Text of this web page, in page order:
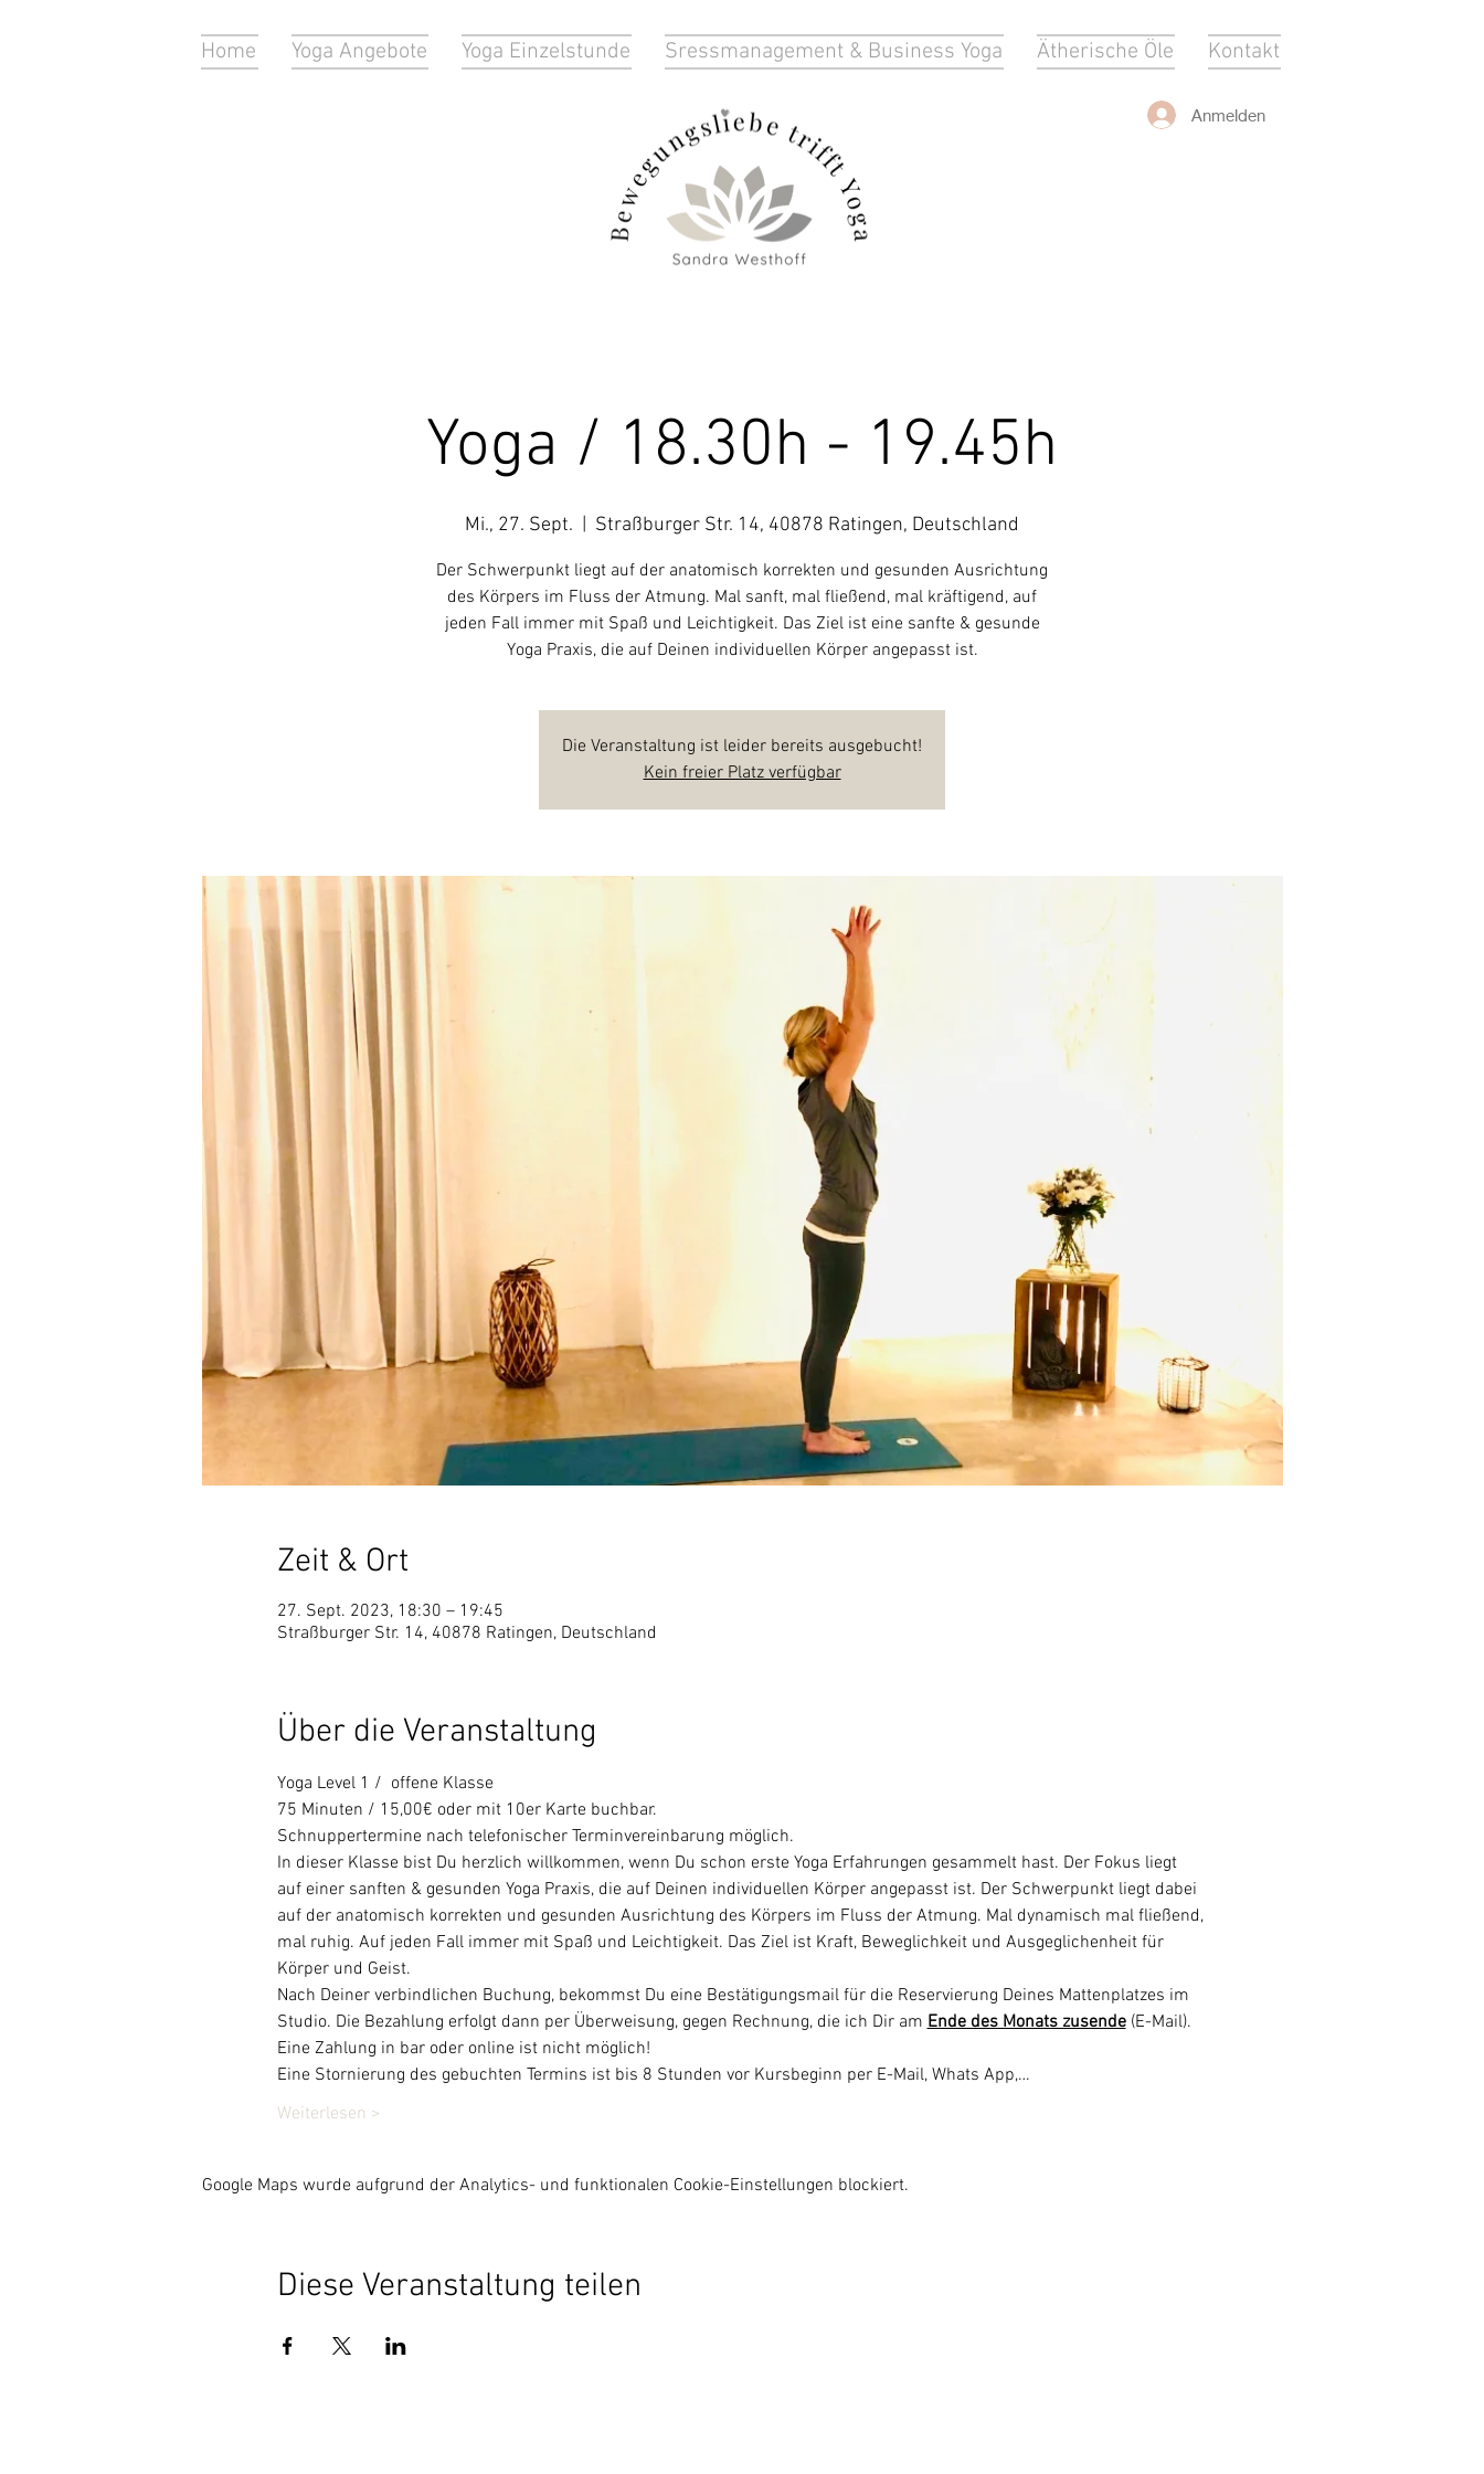
Home Yoga Angebote Yoga Einzelstunde Sressmanagement & Business Yoga Ätherische Öle Kontakt
Anmelden
Yoga / 18.30h - 19.45h
Mi., 27. Sept. Straßburger Str. 14, 40878 Ratingen, Deutschland
Der Schwerpunkt liegt auf der anatomisch korrekten und gesunden Ausrichtung
des Körpers im Fluss der Atmung. Mal sanft, mal fließend, mal kräftigend, auf
jeden Fall immer mit Spaß und Leichtigkeit. Das Ziel ist eine sanfte & gesunde
Yoga Praxis, die auf Deinen individuellen Körper angepasst ist.
Die Veranstaltung ist leider bereits ausgebucht!
Kein freier Platz verfügbar
Zeit & Ort
27. Sept. 2023, 18:30 – 19:45
Straßburger Str. 14, 40878 Ratingen, Deutschland
Über die Veranstaltung
Yoga Level 1 /  offene Klasse
75 Minuten / 15,00€ oder mit 10er Karte buchbar.
Schnuppertermine nach telefonischer Terminvereinbarung möglich.
In dieser Klasse bist Du herzlich willkommen, wenn Du schon erste Yoga Erfahrungen gesammelt hast. Der Fokus liegt
auf einer sanften & gesunden Yoga Praxis, die auf Deinen individuellen Körper angepasst ist. Der Schwerpunkt liegt dabei
auf der anatomisch korrekten und gesunden Ausrichtung des Körpers im Fluss der Atmung. Mal dynamisch mal fließend,
mal ruhig. Auf jeden Fall immer mit Spaß und Leichtigkeit. Das Ziel ist Kraft, Beweglichkeit und Ausgeglichenheit für
Körper und Geist.
Nach Deiner verbindlichen Buchung, bekommst Du eine Bestätigungsmail für die Reservierung Deines Mattenplatzes im
Studio. Die Bezahlung erfolgt dann per Überweisung, gegen Rechnung, die ich Dir am Ende des Monats zusende (E-Mail).
Eine Zahlung in bar oder online ist nicht möglich!
Eine Stornierung des gebuchten Termins ist bis 8 Stunden vor Kursbeginn per E-Mail, Whats App,…
Weiterlesen >
Google Maps wurde aufgrund der Analytics- und funktionalen Cookie-Einstellungen blockiert.
Diese Veranstaltung teilen